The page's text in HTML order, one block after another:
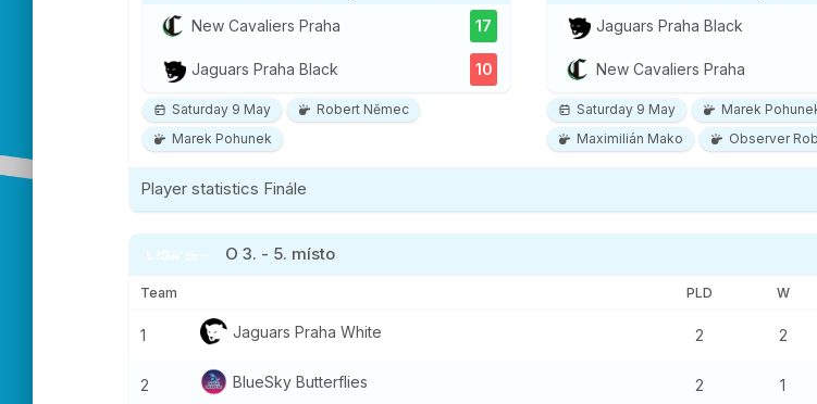
New Cavaliers Praha 17
Jaguars Praha Black 10
Saturday 9 May
Robert Němec
Marek Pohunek
Jaguars Praha Black
New Cavaliers Praha
Saturday 9 May
Marek
Maximilián Mako
Observer
Player statistics Finále
O 3. - 5. místo
Team PLD W
1 Jaguars Praha White 2 2
2 BlueSky Butterflies 2 1